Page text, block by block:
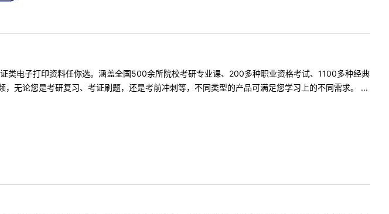
类电子打印资料任你选。涵盖全国500余所院校考研专业课、200多种职业资格考试、1100多种经典
无论您是考研复习、考证刷题，还是考前冲刺等，不同类型的产品可满足您学习上的不同需求。 ...